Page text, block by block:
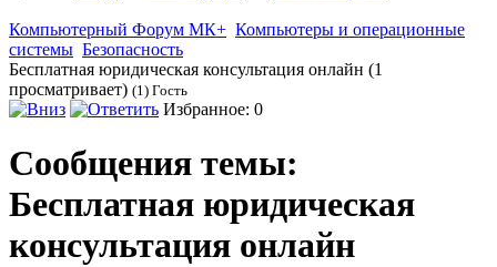
Компьютерный Форум МК+ Компьютеры и операционные
системы Безопасность
Бесплатная юридическая консультация онлайн (1
просматривает) (1) Гость
Избранное: 0
Сообщения темы:
Бесплатная юридическая
консультация онлайн